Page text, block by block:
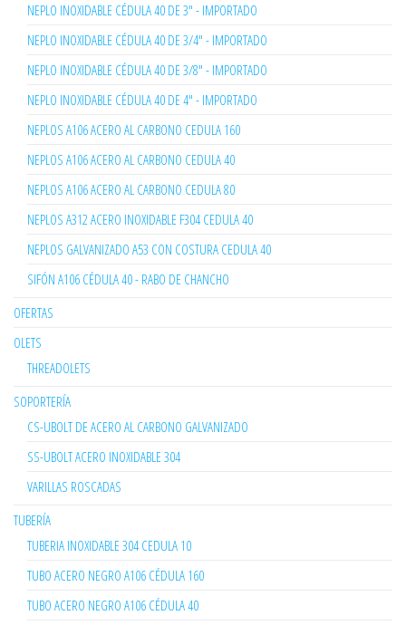
NEPLO INOXIDABLE CÉDULA 40 DE 3" - IMPORTADO
NEPLO INOXIDABLE CÉDULA 40 DE 3/4" - IMPORTADO
NEPLO INOXIDABLE CÉDULA 40 DE 3/8" - IMPORTADO
NEPLO INOXIDABLE CÉDULA 40 DE 4" - IMPORTADO
NEPLOS A106 ACERO AL CARBONO CEDULA 160
NEPLOS A106 ACERO AL CARBONO CEDULA 40
NEPLOS A106 ACERO AL CARBONO CEDULA 80
NEPLOS A312 ACERO INOXIDABLE F304 CEDULA 40
NEPLOS GALVANIZADO A53 CON COSTURA CEDULA 40
SIFÓN A106 CÉDULA 40 - RABO DE CHANCHO
OFERTAS
OLETS
THREADOLETS
SOPORTERÍA
CS-UBOLT DE ACERO AL CARBONO GALVANIZADO
SS-UBOLT ACERO INOXIDABLE 304
VARILLAS ROSCADAS
TUBERÍA
TUBERIA INOXIDABLE 304 CEDULA 10
TUBO ACERO NEGRO A106 CÉDULA 160
TUBO ACERO NEGRO A106 CÉDULA 40